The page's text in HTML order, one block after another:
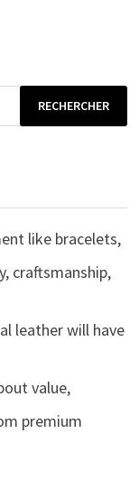
like bracelets,
craftsmanship,
leather will have
value,
premium